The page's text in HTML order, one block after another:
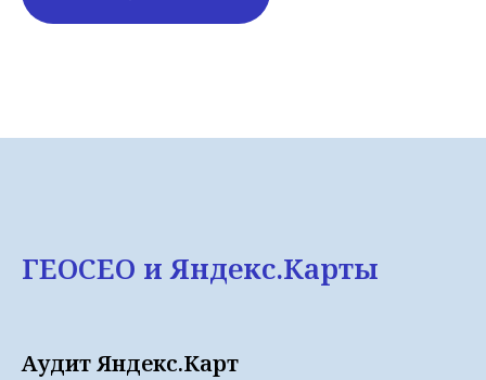
ГЕОСЕО и Яндекс.Карты
Аудит Яндекс.Карт